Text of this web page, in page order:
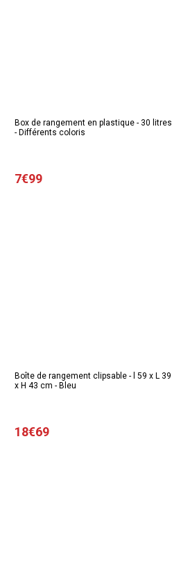
Box de rangement en plastique - 30 litres
- Différents coloris
7€99
Boîte de rangement clipsable - l 59 x L 39
x H 43 cm - Bleu
18€69